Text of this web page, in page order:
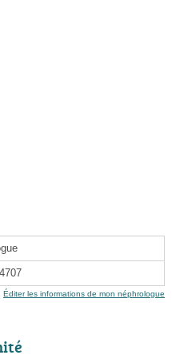
Éditer les informations de mon néphrologue